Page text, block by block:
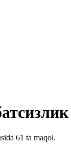
61 ta maqol.